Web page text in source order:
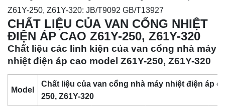
Z61Y-250, Z61Y-320: JB/T9092 GB/T13927
CHẤT LIỆU CỦA VAN CỔNG NHIỆT
ĐIỆN ÁP CAO Z61Y-250, Z61Y-320
Chất liệu các linh kiện của van cổng nhà máy
nhiệt điện áp cao model Z61Y-250, Z61Y-320
Model
Chất liệu của van cổng nhà máy nhiệt điện áp
250, Z61Y-320